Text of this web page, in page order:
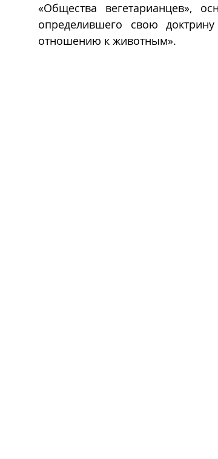
«Общества вегетарианцев»,
определившего свою
отношению к животным».